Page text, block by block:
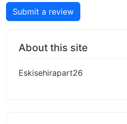
Submit a review
About this site
Eskisehirapart26